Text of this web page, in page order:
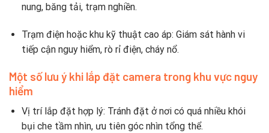
nung, băng tải, trạm nghiền.
Trạm điện hoặc khu kỹ thuật cao áp: Giám sát hành vi
tiếp cận nguy hiểm, rò rỉ điện, cháy nổ.
Một số lưu ý khi lắp đặt camera trong khu vực nguy
hiểm
Vị trí lắp đặt hợp lý: Tránh đặt ở nơi có quá nhiều khói
bụi che tầm nhìn, ưu tiên góc nhìn tổng thể.